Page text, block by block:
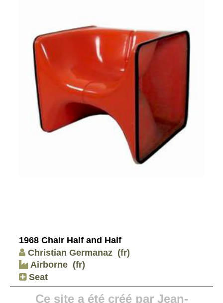
1968 Chair Half and Half
Christian Germanaz (fr)
Airborne (fr)
Seat
Ce site a été créé par Jean-